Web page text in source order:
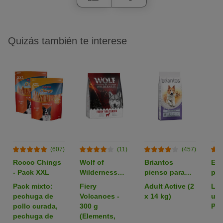
Quizás también te interese
(607)
Rocco Chings
- Pack XXL
Pack mixto:
pechuga de
pollo curada,
pechuga de
(11)
Wolf of
Wilderness
pienso para
perros -
Formato de
prueba
Fiery
Volcanoes -
300 g
(Elements,
(457)
Briantos
pienso para
perros - Pack
Ahorro
Adult Active (2
x 14 kg)
L: